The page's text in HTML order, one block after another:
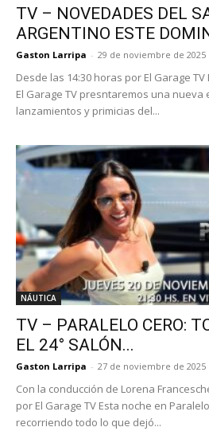
TV – NOVEDADES DEL
ARGENTINO ESTE
Gaston Larripa - 29 de noviembre de 2025
Desde las 14:30 horas por El Garage
El Garage TV presntaremos una nueva
lanzamientos y primicias del...
NÁUTICA
TV – PARALELO CERO:
EL 24° SALÓN...
Gaston Larripa - 27 de noviembre de 2025
Con la conducción de Lorena
por El Garage TV Esta noche en
recorriendo todo lo que dejó...